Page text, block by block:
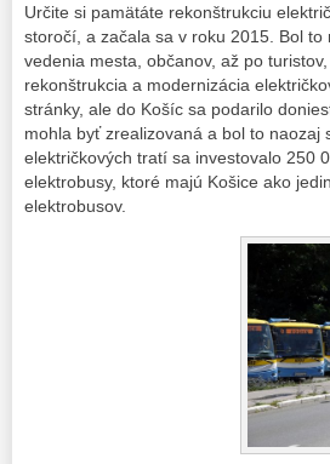
Určite si pamätáte rekonštrukciu
storočí, a začala sa v roku 2015. Bol
vedenia mesta, občanov, až po
rekonštrukcia a modernizácia
stránky, ale do Košíc sa podarilo
mohla byť zrealizovaná a bol to
električkových tratí sa investovalo 250
elektrobusy, ktoré majú Košice ako
elektrobusov.